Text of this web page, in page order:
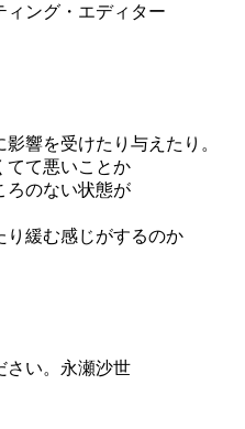
ィング・エディター
響を受けたり与えたり。
てて悪いことか
ろのない状態が
り緩む感じがするのか
さい。永瀬沙世